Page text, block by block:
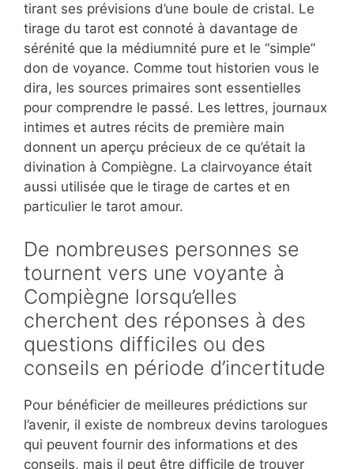
tirant ses prévisions d’une boule de cristal. Le
tirage du tarot est connoté à davantage de
sérénité que la médiumnité pure et le “simple”
don de voyance. Comme tout historien vous le
dira, les sources primaires sont essentielles
pour comprendre le passé. Les lettres, journaux
intimes et autres récits de première main
donnent un aperçu précieux de ce qu’était la
divination à Compiègne. La clairvoyance était
aussi utilisée que le tirage de cartes et en
particulier le tarot amour.
De nombreuses personnes se
tournent vers une voyante à
Compiègne lorsqu’elles
cherchent des réponses à des
questions difficiles ou des
conseils en période d’incertitude
Pour bénéficier de meilleures prédictions sur
l’avenir, il existe de nombreux devins tarologues
qui peuvent fournir des informations et des
conseils, mais il peut être difficile de trouver